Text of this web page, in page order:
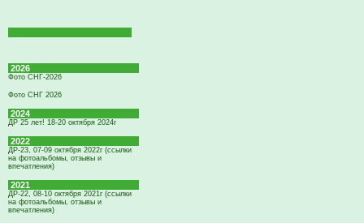
2026
Фото СНГ-2026
Фото СНГ 2026
2024
ДР 25 лет! 18-20 октября 2024г
2022
ДР-23, 07-09 октября 2022г (ссылки
на фотоальбомы, отзывы и
впечатления)
2021
ДР-22, 08-10 октября 2021г (ссылки
на фотоальбомы, отзывы и
впечатления)